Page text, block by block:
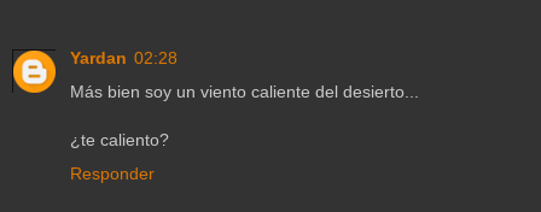
Yardan 02:28
Más bien soy un viento caliente del desierto...
¿te caliento?
Responder